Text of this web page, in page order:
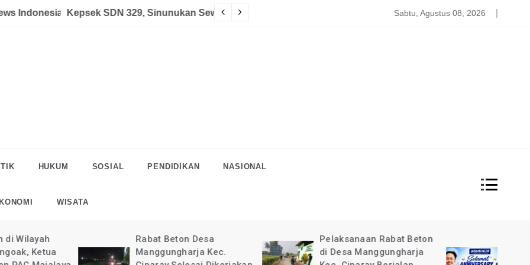
Halau LSM Dipolisikan Satgas PDBA Bantah Tidak Akomodir Bantuan Korban
Sabtu, Agustus 08, 2026
HUKUM SOSIAL PENDIDIKAN NASIONAL
WISATA
Rabat Beton Desa
Manggungharja Kec.
Pelaksanaan Rabat Beton
di Desa Manggungharja
Pimpinan Redaksi Garda
News Indonesia Ucapkan